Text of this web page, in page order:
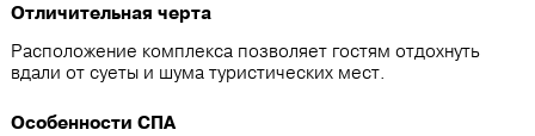
Отличительная черта
Расположение комплекса позволяет гостям отдохнуть
вдали от суеты и шума туристических мест.
Особенности СПА